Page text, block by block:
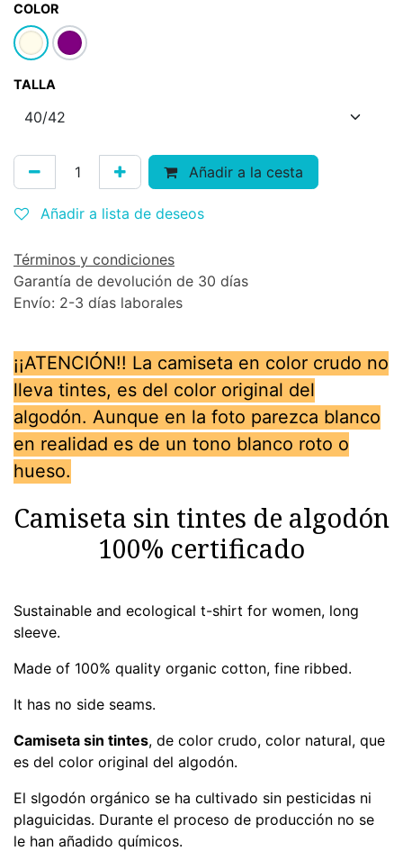
COLOR
TALLA
Añadir a la cesta
Añadir a lista de deseos
Términos y condiciones
Garantía de devolución de 30 días
Envío: 2-3 días laborales
¡¡ATENCIÓN!! La camiseta en color crudo no
lleva tintes, es del color original del
algodón. Aunque en la foto parezca blanco
en realidad es de un tono blanco roto o
hueso.
Camiseta sin tintes de algodón
100% certificado
Sustainable and ecological t-shirt for women, long
sleeve.
Made of 100% quality organic cotton, fine ribbed.
It has no side seams.
Camiseta sin tintes, de color crudo, color natural, que
es del color original del algodón.
El slgodón orgánico se ha cultivado sin pesticidas ni
plaguicidas. Durante el proceso de producción no se
le han añadido químicos.